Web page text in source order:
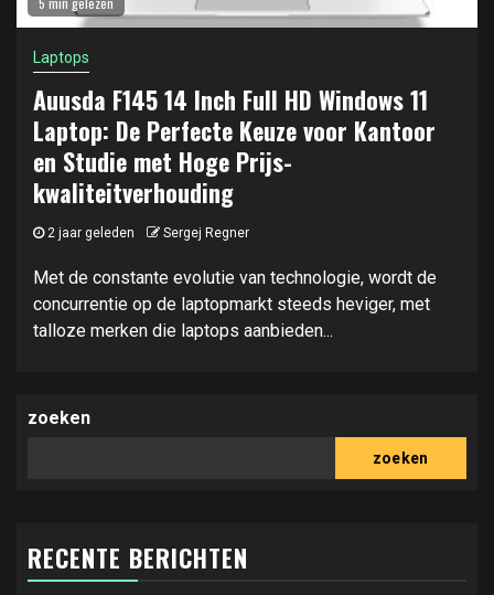
Laptops
Auusda F145 14 Inch Full HD Windows 11
Laptop: De Perfecte Keuze voor Kantoor
en Studie met Hoge Prijs-
kwaliteitverhouding
2 jaar geleden Sergej Regner
Met de constante evolutie van technologie, wordt de
concurrentie op de laptopmarkt steeds heviger, met
talloze merken die laptops aanbieden...
zoeken
zoeken
RECENTE BERICHTEN